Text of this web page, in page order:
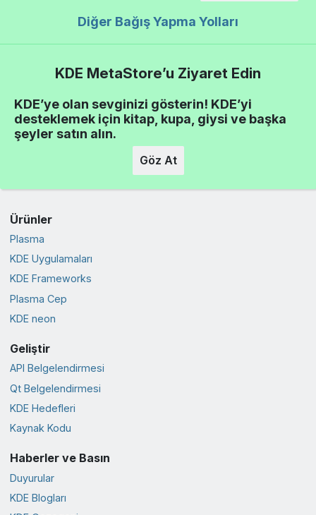
Diğer Bağış Yapma Yolları
KDE MetaStore’u Ziyaret Edin
KDE’ye olan sevginizi gösterin! KDE’yi
desteklemek için kitap, kupa, giysi ve başka
şeyler satın alın.
Göz At
Ürünler
Plasma
KDE Uygulamaları
KDE Frameworks
Plasma Cep
KDE neon
Geliştir
API Belgelendirmesi
Qt Belgelendirmesi
KDE Hedefleri
Kaynak Kodu
Haberler ve Basın
Duyurular
KDE Blogları